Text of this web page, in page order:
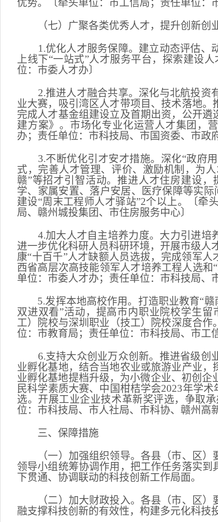
优势。〔牵头单位：市工信局；责任单位：
（七）广聚各类优秀人才，提升创新创
1.优化人才服务保障。建立动态评估、
上线下“一站式”人才服务平台，探索建设
位：市委人才办〕
2.推进人才融合共享。深化与北航投资
业大赛，吸引湾区人才带项目、技术落地
完成人才基金组建设立及首期出资，公开
建方案》。市场化专业化运营人才集团，
办；责任单位：市科技局、市国资委、市
3.不断优化引才安才措施。深化“政府用
式，完善人才管理、评价、激励机制，为
赣”等招才引智活动。推进人才住房建设
学、家属安置、落户安居、医疗保障等实
建设“周末工程师人才驿站”2个以上。〔牵
局、赣州城投集团、市住房服务中心〕
4.加大人才自主培养力度。大力引进培
进一步优化科研人员科研环境，开展市级人
康“十百千”人才缺额人员选拔，完成领军
西省高层次高技能领军人才培养工程人选
单位：市委人才办；责任单位：市科技局、
5.发挥本地高校作用。打造职业教育“赣
双进双看”活动，提高市内职业院校学生
工）院校与深圳职业（技工）院校深度合
位：市教育局；责任单位：市科技局、市工
6.支持大众创业万众创新。推进省级创
业孵化基地，结合当地农业或旅游业产业
业孵化基地提档升级，为小微企业、初创
民科学素质大赛、中国柑桔学会2023年学
选。开展工业企业技术革新奖评选，争取
位：市科技局、市人社局、市科协、赣州高
三、保障措施
（一）加强组织领导。各县（市、区）
领导小组统筹协调作用，把工作任务落实
下贯通、协调联动的科技创新工作局面。
（二）加大财政投入。各县（市、区）
融支撑科技创新的有效性，构建多元化科